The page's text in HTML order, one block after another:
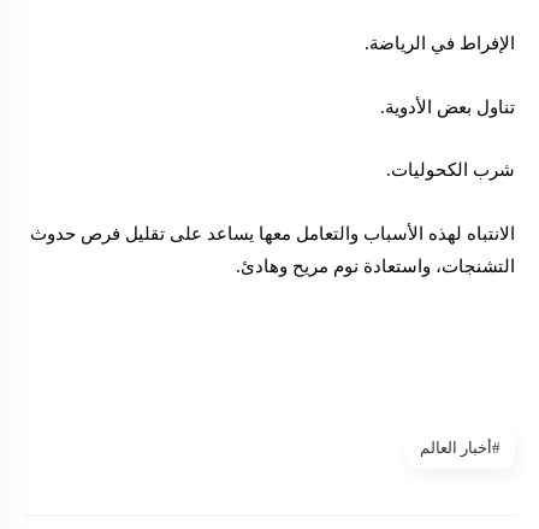
الإفراط في الرياضة.
تناول بعض الأدوية.
شرب الكحوليات.
الانتباه لهذه الأسباب والتعامل معها يساعد على تقليل فرص حدوث
التشنجات، واستعادة نوم مريح وهادئ.
#أخبار العالم